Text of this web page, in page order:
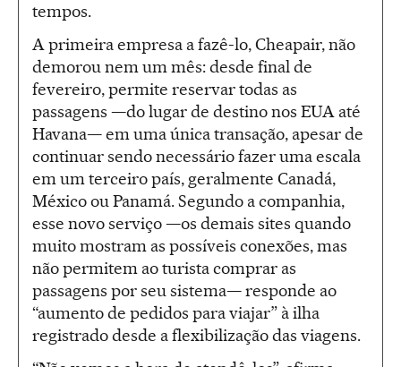
tempos.
A primeira empresa a fazê-lo, Cheapair, não
demorou nem um mês: desde final de
fevereiro, permite reservar todas as
passagens —do lugar de destino nos EUA até
Havana— em uma única transação, apesar de
continuar sendo necessário fazer uma escala
em um terceiro país, geralmente Canadá,
México ou Panamá. Segundo a companhia,
esse novo serviço —os demais sites quando
muito mostram as possíveis conexões, mas
não permitem ao turista comprar as
passagens por seu sistema— responde ao
“aumento de pedidos para viajar” à ilha
registrado desde a flexibilização das viagens.